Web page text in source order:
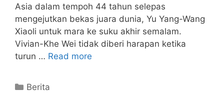
Asia dalam tempoh 44 tahun selepas
mengejutkan bekas juara dunia, Yu Yang-Wang
Xiaoli untuk mara ke suku akhir semalam.
Vivian-Khe Wei tidak diberi harapan ketika
turun … Read more
Berita